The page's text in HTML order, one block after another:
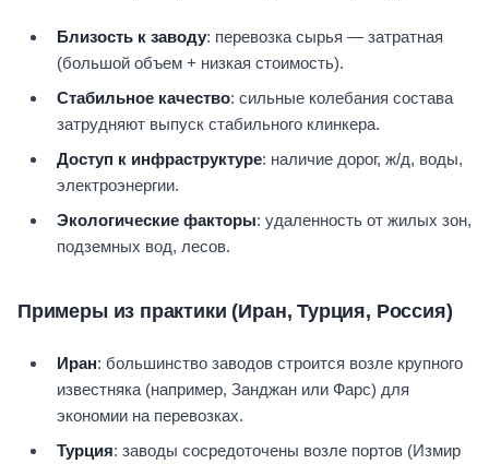
Близость к заводу: перевозка сырья — затратная
(большой объем + низкая стоимость).
Стабильное качество: сильные колебания состава
затрудняют выпуск стабильного клинкера.
Доступ к инфраструктуре: наличие дорог, ж/д, воды,
электроэнергии.
Экологические факторы: удаленность от жилых зон,
подземных вод, лесов.
Примеры из практики (Иран, Турция, Россия)
Иран: большинство заводов строится возле крупного
известняка (например, Занджан или Фарс) для
экономии на перевозках.
Турция: заводы сосредоточены возле портов (Измир